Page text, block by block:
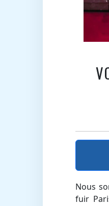
Nous
fuir